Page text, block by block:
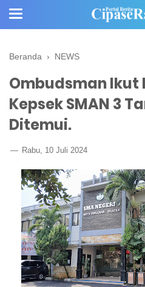
Beranda › NEWS
Ombudsman Ikut
Kepsek SMAN 3
Ditemui.
Rabu, 10 Juli 2024